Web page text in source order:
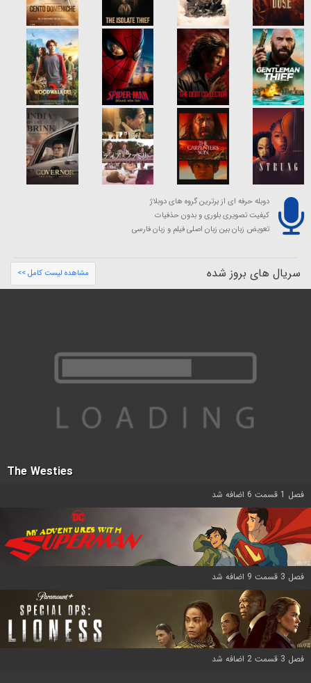
دوبله حرفه ای از برترین گروه های دوبلاژ
کیفیت تصویری بلوری و بدون حذفیات
تعویض زبان بین زبان اصلی فیلم و زبان فارسی
سریال های بروز شده مشاهده لیست کامل >>
The Westies
فصل 1 قسمت 6 اضافه شد
فصل 3 قسمت 9 اضافه شد
فصل 3 قسمت 2 اضافه شد